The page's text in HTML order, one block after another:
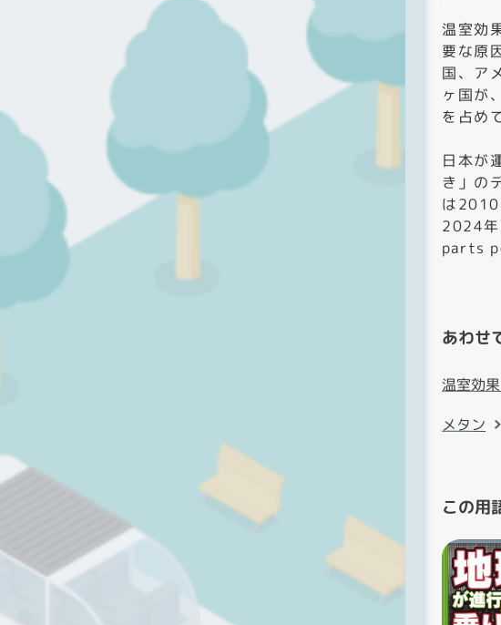
温室効
要な原
国、ア
ヶ国が
を占め
日本が
き」の
は2010
2024年
parts
あわせ
温室効
メタン
この用